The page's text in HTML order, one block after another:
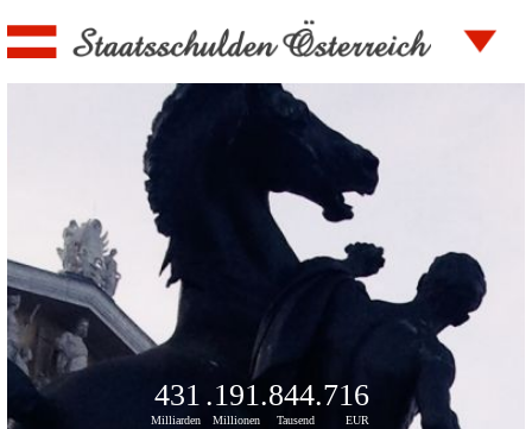
.405
EUR
.845
Tausend
.191
Millionen
431
Milliarden